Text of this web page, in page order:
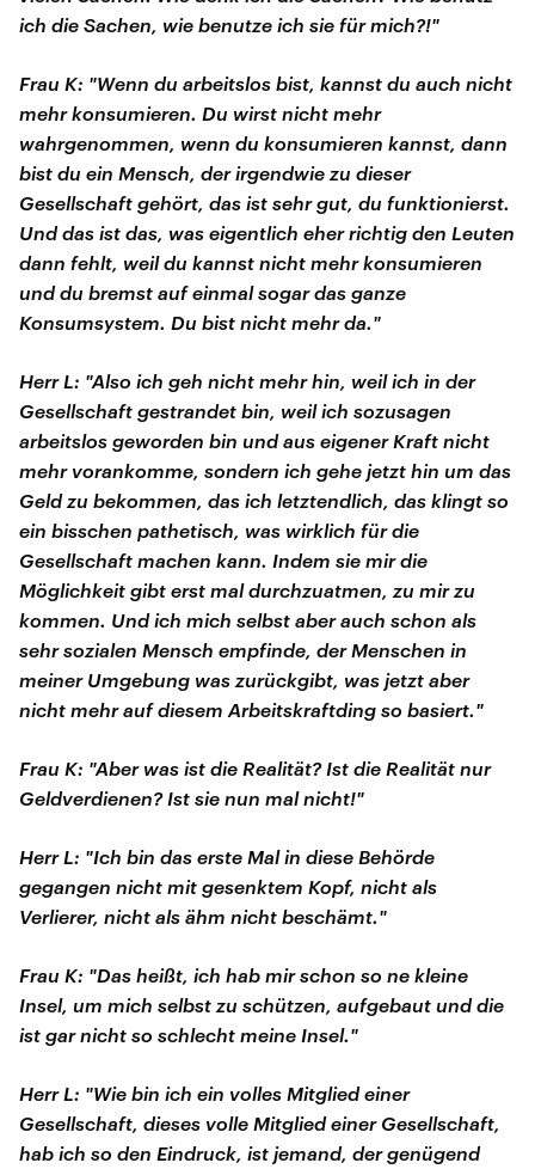
ich die Sachen, wie benutze ich sie für mich?!"
Frau K: "Wenn du arbeitslos bist, kannst du auch nicht
mehr konsumieren. Du wirst nicht mehr
wahrgenommen, wenn du konsumieren kannst, dann
bist du ein Mensch, der irgendwie zu dieser
Gesellschaft gehört, das ist sehr gut, du funktionierst.
Und das ist das, was eigentlich eher richtig den Leuten
dann fehlt, weil du kannst nicht mehr konsumieren
und du bremst auf einmal sogar das ganze
Konsumsystem. Du bist nicht mehr da."
Herr L: "Also ich geh nicht mehr hin, weil ich in der
Gesellschaft gestrandet bin, weil ich sozusagen
arbeitslos geworden bin und aus eigener Kraft nicht
mehr vorankomme, sondern ich gehe jetzt hin um das
Geld zu bekommen, das ich letztendlich, das klingt so
ein bisschen pathetisch, was wirklich für die
Gesellschaft machen kann. Indem sie mir die
Möglichkeit gibt erst mal durchzuatmen, zu mir zu
kommen. Und ich mich selbst aber auch schon als
sehr sozialen Mensch empfinde, der Menschen in
meiner Umgebung was zurückgibt, was jetzt aber
nicht mehr auf diesem Arbeitskraftding so basiert."
Frau K: "Aber was ist die Realität? Ist die Realität nur
Geldverdienen? Ist sie nun mal nicht!"
Herr L: "Ich bin das erste Mal in diese Behörde
gegangen nicht mit gesenktem Kopf, nicht als
Verlierer, nicht als ähm nicht beschämt."
Frau K: "Das heißt, ich hab mir schon so ne kleine
Insel, um mich selbst zu schützen, aufgebaut und die
ist gar nicht so schlecht meine Insel."
Herr L: "Wie bin ich ein volles Mitglied einer
Gesellschaft, dieses volle Mitglied einer Gesellschaft,
hab ich so den Eindruck, ist jemand, der genügend